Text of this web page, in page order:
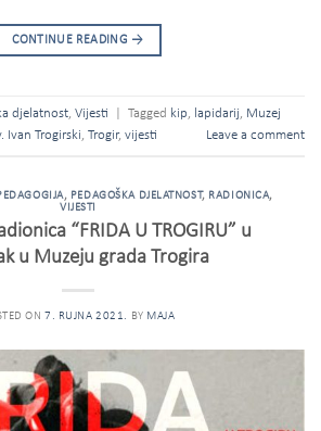
CONTINUE READING →
djelatnost, Vijesti Tagged kip, lapidarij, Muzej
Ivan Trogirski, Trogir, vijesti Leave a comment
, PEDAGOŠKA DJELATNOST, RADIONICA,
VIJESTI
“FRIDA U TROGIRU” u
u Muzeju grada Trogira
ON 7. RUJNA 2021. BY MAJA